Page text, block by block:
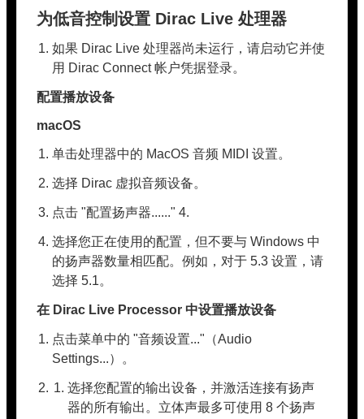
为低音控制设置 Dirac Live 处理器
如果 Dirac Live 处理器尚未运行，请启动它并使
用 Dirac Connect 帐户凭据登录。
配置播放设备
macOS
单击处理器中的 MacOS 音频 MIDI 设置。
选择 Dirac 虚拟音频设备。
点击 "配置扬声器......" 4.
选择您正在使用的配置，但不要与 Windows 中
的扬声器数量相匹配。例如，对于 5.3 设置，请
选择 5.1。
在 Dirac Live Processor 中设置播放设备
点击菜单中的 "音频设置..."（Audio
Settings...）。
选择您配置的输出设备，并激活连接有扬声
器的所有输出。立体声最多可使用 8 个扬声